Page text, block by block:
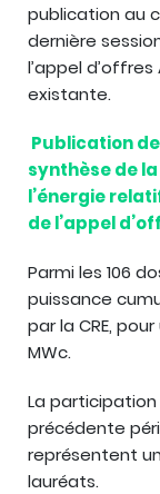
publication au
dernière
l’appel
existante.
Publication
synthèse de
l’énergie
de l’appel
Parmi les 106
puissance
par la CRE,
MWc.
La
précédente
représentent
lauréats.